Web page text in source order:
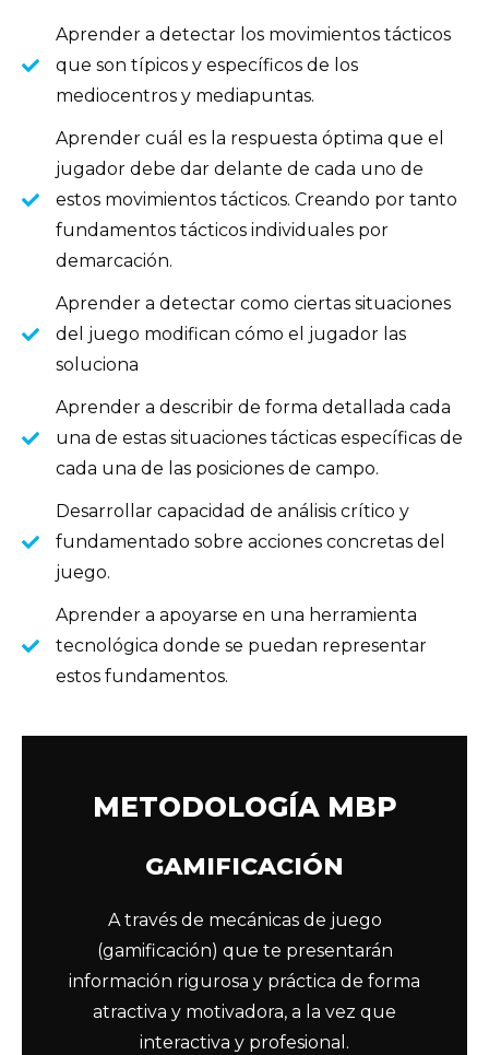
Aprender a detectar los movimientos tácticos
que son típicos y específicos de los
mediocentros y mediapuntas.
Aprender cuál es la respuesta óptima que el
jugador debe dar delante de cada uno de
estos movimientos tácticos. Creando por tanto
fundamentos tácticos individuales por
demarcación.
Aprender a detectar como ciertas situaciones
del juego modifican cómo el jugador las
soluciona
Aprender a describir de forma detallada cada
una de estas situaciones tácticas específicas de
cada una de las posiciones de campo.
Desarrollar capacidad de análisis crítico y
fundamentado sobre acciones concretas del
juego.
Aprender a apoyarse en una herramienta
tecnológica donde se puedan representar
estos fundamentos.
METODOLOGÍA MBP
GAMIFICACIÓN
A través de mecánicas de juego
(gamificación) que te presentarán
información rigurosa y práctica de forma
atractiva y motivadora, a la vez que
interactiva y profesional.